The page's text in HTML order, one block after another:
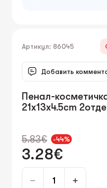
Артикул: 86045
Добавить
Пенал-
21x13x4.5cm
5.83€ -44%
3.28€